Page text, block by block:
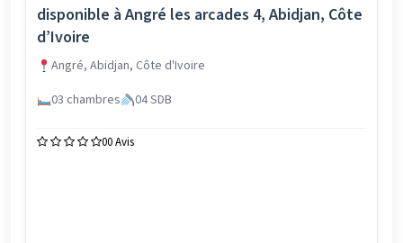
disponible à Angré les arcades 4, Abidjan, Côte
d’Ivoire
Angré, Abidjan, Côte d'Ivoire
03 chambres
04 SDB
00 Avis